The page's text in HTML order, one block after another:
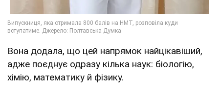
Вона додала, що цей напрямок найцікавіший,
адже поєднує одразу кілька наук: біологію,
хімію, математику й фізику.